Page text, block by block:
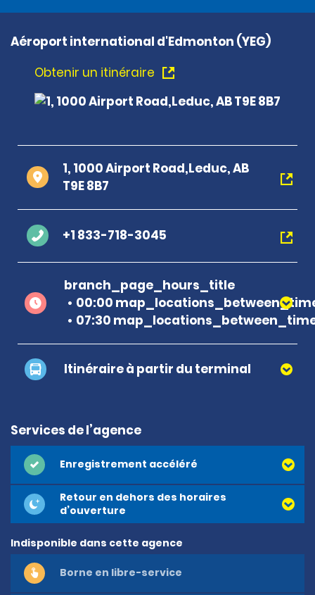
Aéroport international d'Edmonton (YEG)
Obtenir un itinéraire
1, 1000 Airport Road,Leduc, AB
T9E 8B7
+1 833-718-3045
branch_page_hours_title
00:00
07:30
Itinéraire à partir du terminal
Services de l’agence
Enregistrement accéléré
Retour en dehors des horaires
d’ouverture
Indisponible dans cette agence
Borne en libre-service